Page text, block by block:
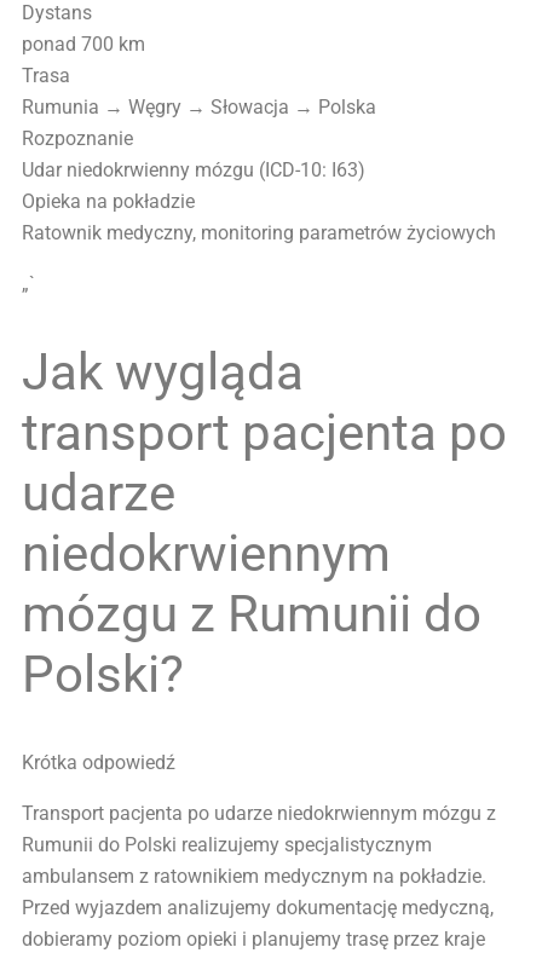
Dystans
ponad 700 km
Trasa
Rumunia → Węgry → Słowacja → Polska
Rozpoznanie
Udar niedokrwienny mózgu (ICD-10: I63)
Opieka na pokładzie
Ratownik medyczny, monitoring parametrów życiowych
„`
Jak wygląda
transport pacjenta po
udarze
niedokrwiennym
mózgu z Rumunii do
Polski?
Krótka odpowiedź
Transport pacjenta po udarze niedokrwiennym mózgu z
Rumunii do Polski realizujemy specjalistycznym
ambulansem z ratownikiem medycznym na pokładzie.
Przed wyjazdem analizujemy dokumentację medyczną,
dobieramy poziom opieki i planujemy trasę przez kraje